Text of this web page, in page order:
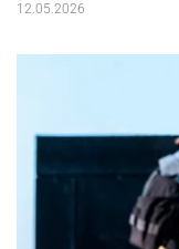
12.05.2026